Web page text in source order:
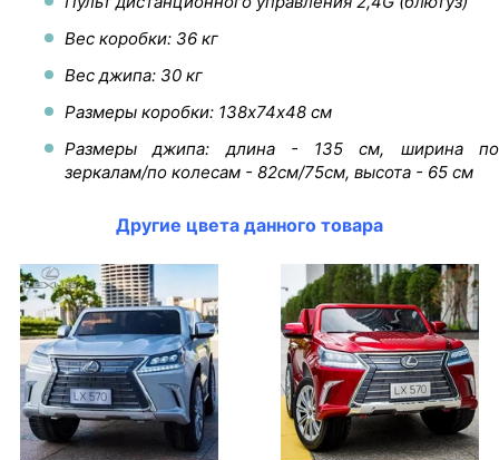
Вес коробки: 36 кг
Вес джипа: 30 кг
Размеры коробки: 138х74х48 см
Размеры джипа: длина - 135 см, ширина по
зеркалам/по колесам - 82см/75см, высота - 65 см
Другие цвета данного товара